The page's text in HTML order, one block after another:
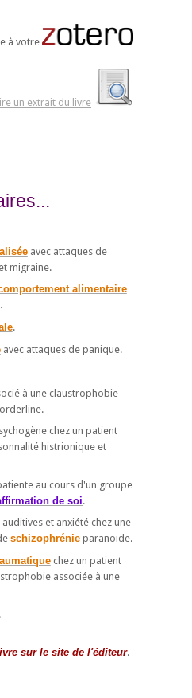
à votre
un extrait du livre
avec attaques de
migraine.
alimentaire
.
.
avec attaques de panique.
à une claustrophobie
chez un patient
histrionique et
au cours d'un groupe
de soi.
et anxiété chez une
schizophrénie paranoïde.
chez un patient
associée à une
sur le site de l'éditeur.